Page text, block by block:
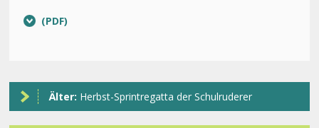
Älter: Herbst-Sprintregatta der Schulruderer